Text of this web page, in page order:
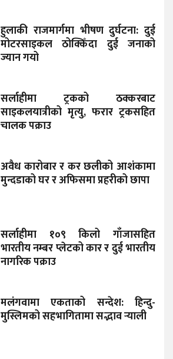
हुलाकी राजमार्गमा भीषण दुर्घटना: दुई
मोटरसाइकल ठोक्किँदा दुई जनाको
ज्यान गयो
सर्लाहीमा ट्रकको ठक्करबाट
साइकलयात्रीको मृत्यु, फरार ट्रकसहित
चालक पक्राउ
अवैध कारोबार र कर छलीको आशंकामा
मुन्दडाको घर र अफिसमा प्रहरीको छापा
सर्लाहीमा १०९ किलो गाँजासहित
भारतीय नम्बर प्लेटको कार र दुई भारतीय
नागरिक पक्राउ
मलंगवामा एकताको सन्देश: हिन्दु-
मुस्लिमको सहभागितामा सद्भाव र्‍याली